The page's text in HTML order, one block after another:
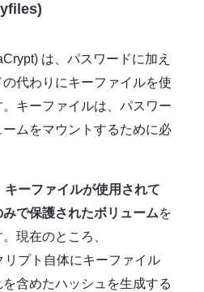
は、パスワードに加え
代わりにキーファイルを使
キーファイルは、パスワー
ームをマウントするために必
キーファイルが使用されて
で保護されたボリュームを
現在のところ、
リプト自体にキーファイル
含めたハッシュを生成する